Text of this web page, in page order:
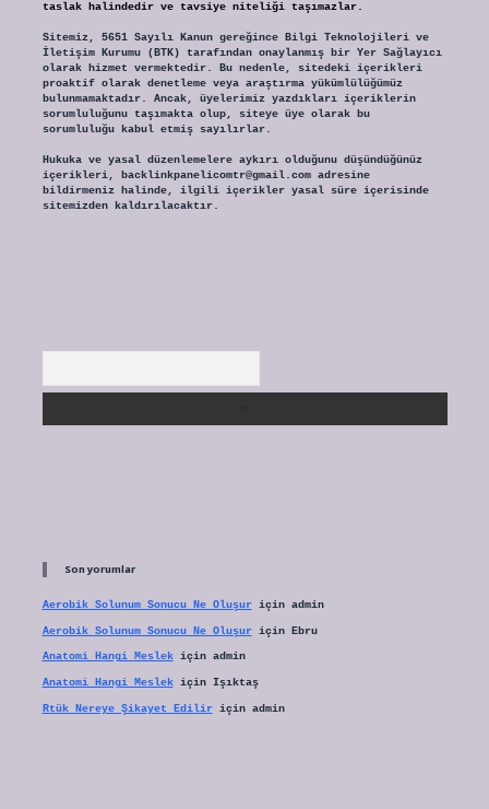
taslak halindedir ve tavsiye niteliği taşımazlar.
Sitemiz, 5651 Sayılı Kanun gereğince Bilgi Teknolojileri ve
İletişim Kurumu (BTK) tarafından onaylanmış bir Yer Sağlayıcı
olarak hizmet vermektedir. Bu nedenle, sitedeki içerikleri
proaktif olarak denetleme veya araştırma yükümlülüğümüz
bulunmamaktadır. Ancak, üyelerimiz yazdıkları içeriklerin
sorumluluğunu taşımakta olup, siteye üye olarak bu
sorumluluğu kabul etmiş sayılırlar.
Hukuka ve yasal düzenlemelere aykırı olduğunu düşündüğünüz
içerikleri, backlinkpanelicomtr@gmail.comadresine
bildirmeniz halinde, ilgili içerikler yasal süre içerisinde
sitemizden kaldırılacaktır.
Son yorumlar
Aerobik Solunum Sonucu Ne Oluşuriçin admin
Aerobik Solunum Sonucu Ne Oluşuriçin Ebru
Anatomi Hangi Meslekiçin admin
Anatomi Hangi Meslekiçin Işıktaş
Rtük Nereye Şikayet Ediliriçin admin